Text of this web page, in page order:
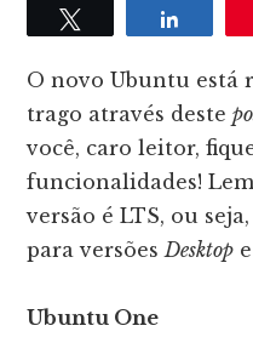
O novo Ubuntu está
trago através deste
você, caro leitor,
funcionalidades!
versão é LTS, ou
para versõesDesktop
Ubuntu One